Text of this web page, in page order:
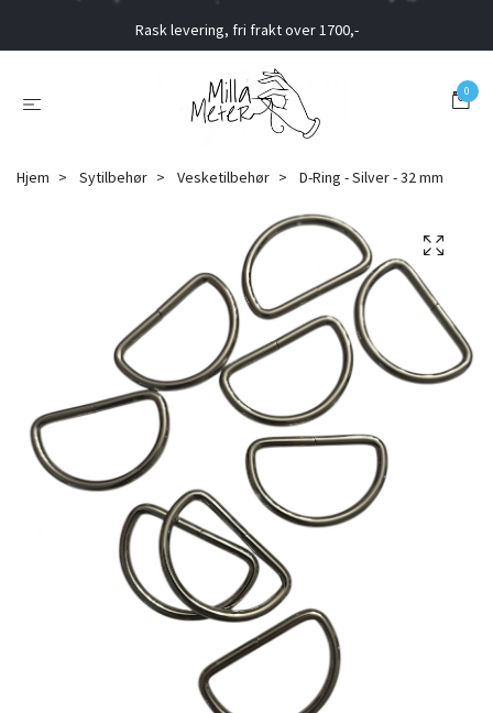
Rask levering, fri frakt over 1700,-
0
Hjem Sytilbehør Vesketilbehør D-Ring - Silver - 32 mm